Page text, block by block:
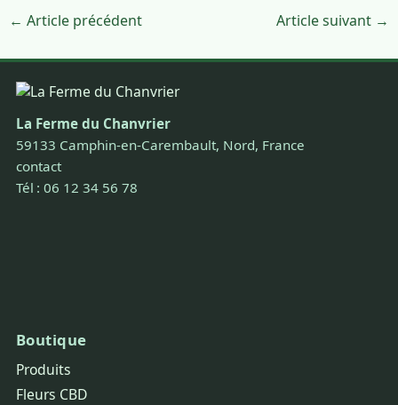
← Article précédent Article suivant →
La Ferme du Chanvrier
59133 Camphin-en-Carembault, Nord, France
contact
Tél : 06 12 34 56 78
Boutique
Produits
Fleurs CBD